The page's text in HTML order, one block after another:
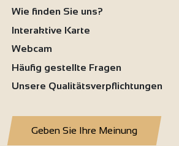
Wie finden Sie uns?
Interaktive Karte
Webcam
Häufig gestellte Fragen
Unsere Qualitätsverpflichtungen
Geben Sie Ihre Meinung